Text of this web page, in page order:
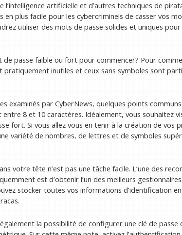
l’intelligence artificielle et d’autres techniques de
en plus facile pour les cybercriminels de casser vos
utiliser des mots de passe solides et uniques pour
de passe faible ou fort pour commencer? Pour
pratiquement inutiles et ceux sans symboles sont
examinés par CyberNews, quelques points
8 et 10 caractères. Idéalement, vous souhaitez
fort. Si vous allez vous en tenir à la création de vos
variété de nombres, de lettres et de symboles
votre tête n’est pas une tâche facile. L’une des
est d’obtenir l’un des meilleurs
stocker toutes vos informations d’identification
la possibilité de configurer une clé de passe